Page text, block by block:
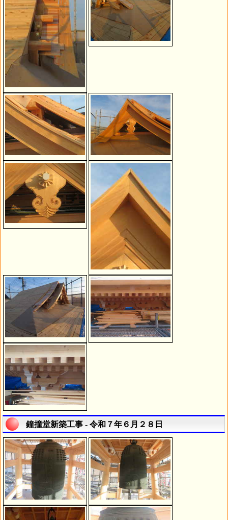
鐘撞堂新築工事 - 令和７年６月２８日